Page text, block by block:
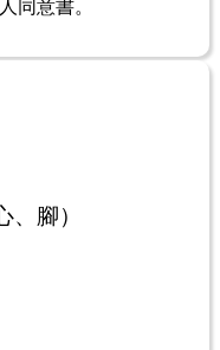
同意書。
、腳）